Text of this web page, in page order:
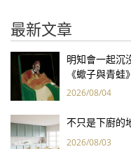
最新文章
明知會一起沉
《蠍子與青
2026/08/04
不只是下廚的
2026/08/03